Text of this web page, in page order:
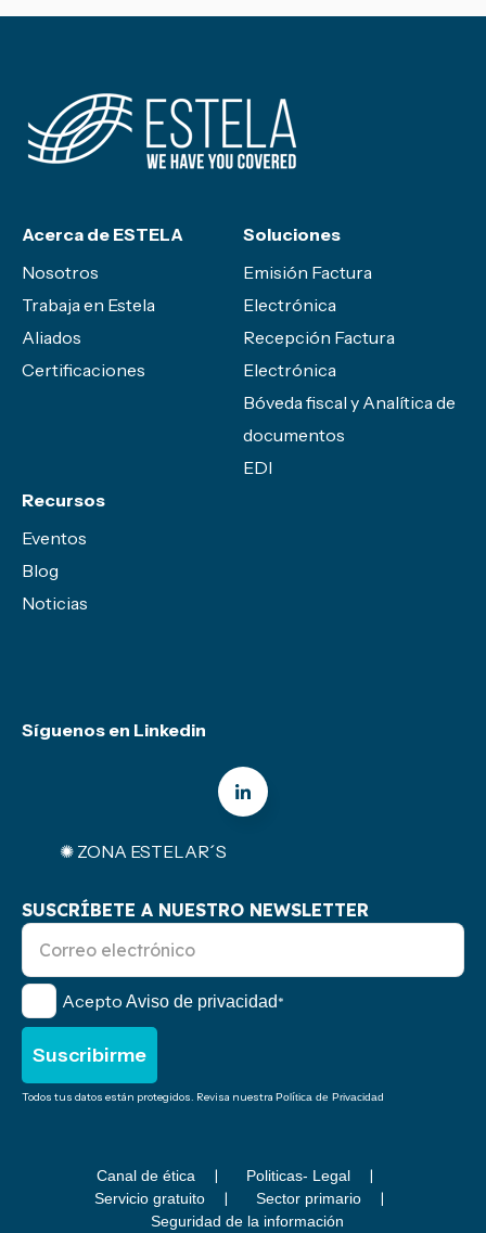
Acerca de ESTELA
Nosotros
Trabaja en Estela
Aliados
Certificaciones
Soluciones
Emisión Factura
Electrónica
Recepción Factura
Electrónica
Bóveda fiscal y Analítica de
documentos
EDI
Recursos
Eventos
Blog
Noticias
Síguenos en Linkedin
✺ ZONA ESTELAR´S
SUSCRÍBETE A NUESTRO NEWSLETTER
Acepto Aviso de privacidad*
Todos tus datos están protegidos. Revisa nuestra Política de Privacidad
Canal de ética
Politicas- Legal
Servicio gratuito
Sector primario
Seguridad de la información